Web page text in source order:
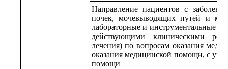
Направление пациентов с
почек, мочевыводящих путей и
лабораторные и инструментальные
действующими клиническими
лечения) по вопросам оказания
оказания медицинской помощи, с
помощи